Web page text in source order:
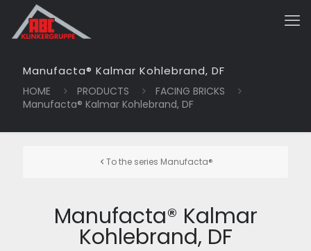
Manufacta® Kalmar Kohlebrand, DF
HOME PRODUCTS
FACING BRICKS
Manufacta® Kalmar Kohlebrand, DF
To the series Manufacta®
Manufacta® Kalmar
Kohlebrand, DF